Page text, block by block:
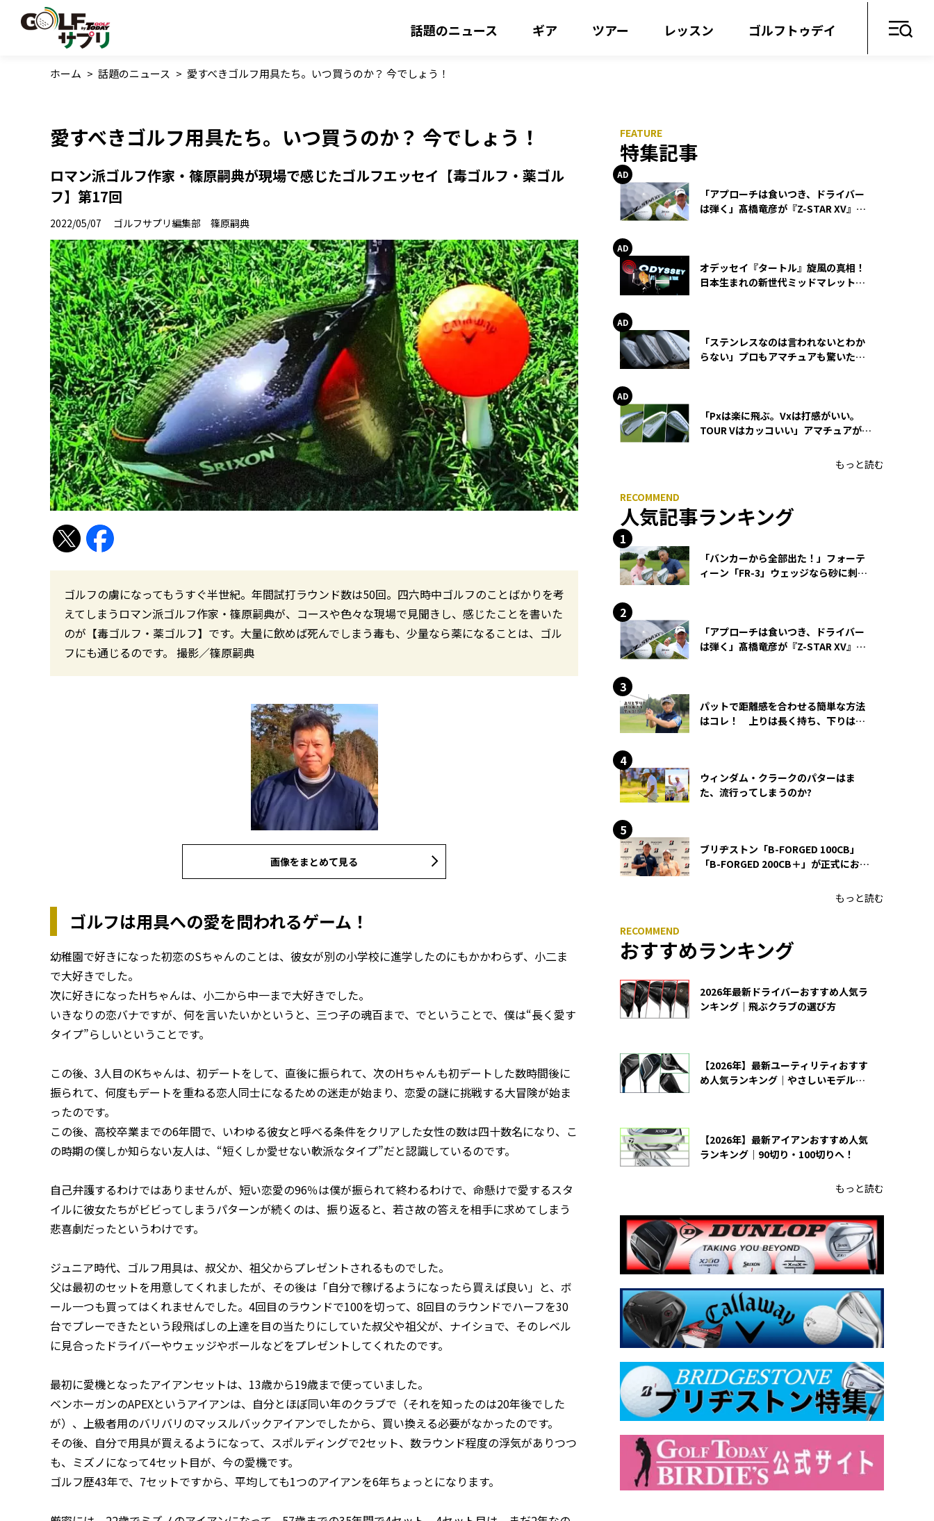
話題のニュース ギア ツアー レッスン ゴルフトゥデイ
ホーム > 話題のニュース > 愛すべきゴルフ用具たち。いつ買うのか？ 今でしょう！
愛すべきゴルフ用具たち。いつ買うのか？ 今でしょう！
ロマン派ゴルフ作家・篠原嗣典が現場で感じたゴルフエッセイ【毒ゴルフ・薬ゴル
フ】第17回
2022/05/07 ゴルフサプリ編集部 篠原嗣典
ゴルフの虜になってもうすぐ半世紀。年間試打ラウンド数は50回。四六時中ゴルフのことばかりを考
えてしまうロマン派ゴルフ作家・篠原嗣典が、コースや色々な現場で見聞きし、感じたことを書いた
のが【毒ゴルフ・薬ゴルフ】です。大量に飲めば死んでしまう毒も、少量なら薬になることは、ゴル
フにも通じるのです。 撮影／篠原嗣典
画像をまとめて見る
ゴルフは用具への愛を問われるゲーム！
幼稚園で好きになった初恋のSちゃんのことは、彼女が別の小学校に進学したのにもかかわらず、小二ま
で大好きでした。
次に好きになったHちゃんは、小二から中一まで大好きでした。
いきなりの恋バナですが、何を言いたいかというと、三つ子の魂百まで、でということで、僕は“長く愛す
タイプ”らしいということです。
この後、3人目のKちゃんは、初デートをして、直後に振られて、次のHちゃんも初デートした数時間後に
振られて、何度もデートを重ねる恋人同士になるための迷走が始まり、恋愛の謎に挑戦する大冒険が始ま
ったのです。
この後、高校卒業までの6年間で、いわゆる彼女と呼べる条件をクリアした女性の数は四十数名になり、こ
の時期の僕しか知らない友人は、“短くしか愛せない軟派なタイプ”だと認識しているのです。
自己弁護するわけではありませんが、短い恋愛の96％は僕が振られて終わるわけで、命懸けで愛するスタ
イルに彼女たちがビビってしまうパターンが続くのは、振り返ると、若さ故の答えを相手に求めてしまう
悲喜劇だったというわけです。
ジュニア時代、ゴルフ用具は、叔父か、祖父からプレゼントされるものでした。
父は最初のセットを用意してくれましたが、その後は「自分で稼げるようになったら買えば良い」と、ボ
ール一つも買ってはくれませんでした。4回目のラウンドで100を切って、8回目のラウンドでハーフを30
台でプレーできたという段飛ばしの上達を目の当たりにしていた叔父や祖父が、ナイショで、そのレベル
に見合ったドライバーやウェッジやボールなどをプレゼントしてくれたのです。
最初に愛機となったアイアンセットは、13歳から19歳まで使っていました。
ベンホーガンのAPEXというアイアンは、自分とほぼ同い年のクラブで（それを知ったのは20年後でした
が）、上級者用のバリバリのマッスルバックアイアンでしたから、買い換える必要がなかったのです。
その後、自分で用具が買えるようになって、スポルディングで2セット、数ラウンド程度の浮気がありつつ
も、ミズノになって4セット目が、今の愛機です。
ゴルフ歴43年で、7セットですから、平均しても1つのアイアンを6年ちょっとになります。
特集記事
「アプローチは食いつき、ドライバー
は弾く」髙橋竜彦が『Z-STAR XV』を
オデッセイ『タートル』旋風の真相！
日本生まれの新世代ミッドマレットが
「ステンレスなのは言われないとわか
らない」プロもアマチュアも驚いた
「Pxは楽に飛ぶ。Vxは打感がいい。
TOUR Vはカッコいい」アマチュアが選
もっと読む
人気記事ランキング
「バンカーから全部出た！」フォーテ
ィーン「FR-3」ウェッジなら砂に刺さ
「アプローチは食いつき、ドライバー
は弾く」髙橋竜彦が『Z-STAR XV』を
パットで距離感を合わせる簡単な方法
はコレ！ 上りは長く持ち、下りは短
ウィンダム・クラークのパターはま
た、流行ってしまうのか?
ブリヂストン「B-FORGED 100CB」
「B-FORGED 200CB＋」が正式にお披
もっと読む
おすすめランキング
2026年最新ドライバーおすすめ人気ラ
ンキング｜飛ぶクラブの選び方
【2026年】最新ユーティリティおすす
め人気ランキング｜やさしいモデルの
【2026年】最新アイアンおすすめ人気
ランキング｜90切り・100切りへ！
もっと読む